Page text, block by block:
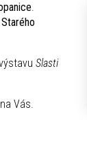
.
Slasti
Vás.